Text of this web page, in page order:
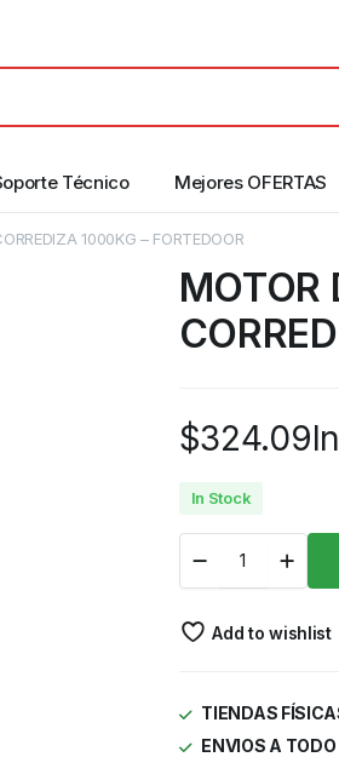
Técnico Mejores OFERTAS
1000KG – FORTEDOOR
MOTOR
$324.09
In Stock
Add to wishlist
TIENDAS
ENVIOS A TODO